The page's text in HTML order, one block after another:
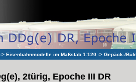
-> Eisenbahnmodelle im Maßstab 1:120 -> Gepäck-/
2türig, Epoche III DR